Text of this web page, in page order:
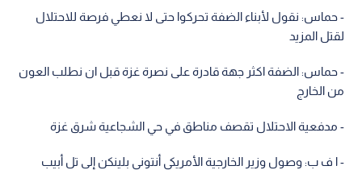
- حماس: نقول لأبناء الضفة تحركوا حتى لا نعطي فرصة للاحتلال
لقتل المزيد
- حماس: الضفة اكثر جهة قادرة على نصرة غزة قبل ان نطلب العون
من الخارج
- مدفعية الاحتلال تقصف مناطق في حي الشجاعية شرق غزة
- ا ف ب: وصول وزير الخارجية الأمريكي أنتوني بلينكن إلى تل أبيب